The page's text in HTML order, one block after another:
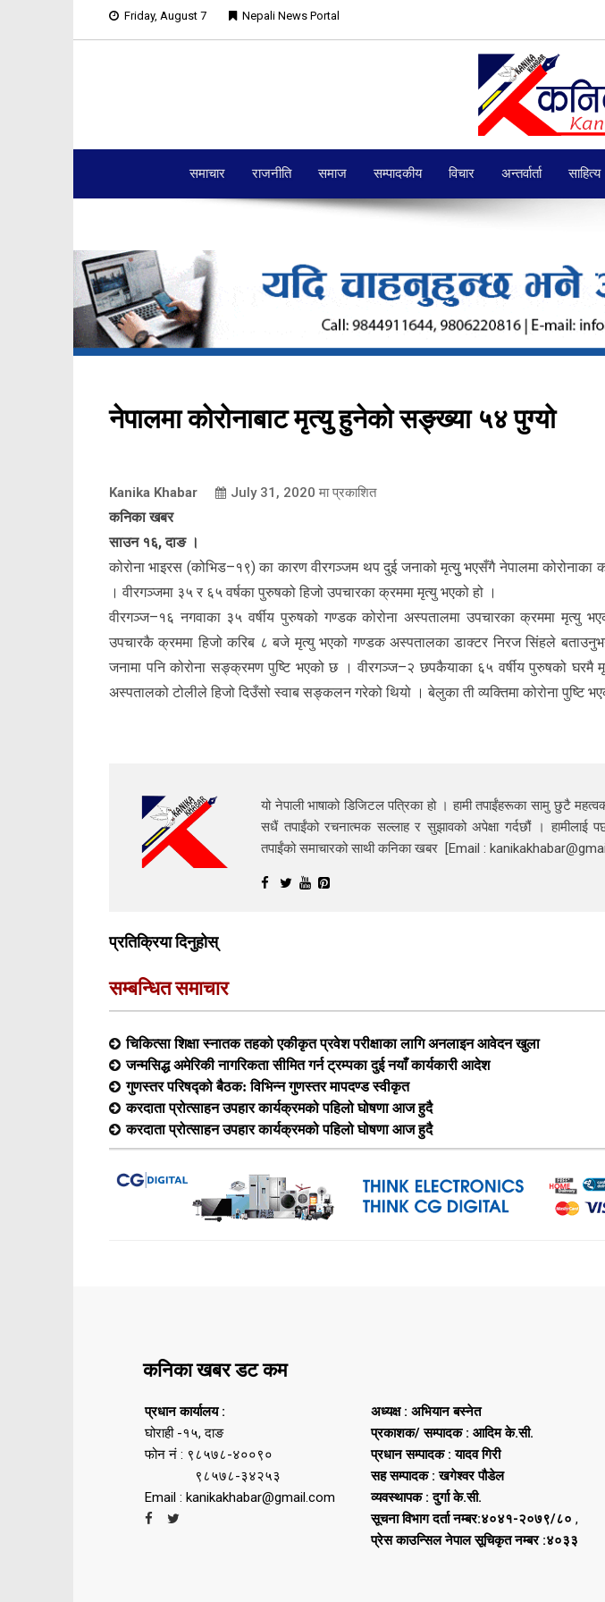
Friday, August 7 Nepali News Portal
समाचार राजनीति समाज सम्पादकीय विचार अन्तर्वार्ता साहित्य
नेपालमा कोरोनाबाट मृत्यु हुनेको सङ्ख्या ५४ पुग्यो
Kanika Khabar July 31, 2020 मा प्रकाशित
कनिका खबर
साउन १६, दाङ ।
कोरोना भाइरस (कोभिड–१९) का कारण वीरगञ्जम थप दुई जनाको मृत्युु भएसँगै नेपालमा
। वीरगञ्जमा ३५ र ६५ वर्षका पुरुषको हिजो उपचारका क्रममा मृत्यु भएको हो ।
वीरगञ्ज–१६ नगवाका ३५ वर्षीय पुरुषको गण्डक कोरोना अस्पतालमा उपचारका क्रममा मृत्यु
उपचारकै क्रममा हिजो करिब ८ बजे मृत्यु भएको गण्डक अस्पतालका डाक्टर निरज सिंहले
जनामा पनि कोरोना सङ्क्रमण पुष्टि भएको छ । वीरगञ्ज–२ छपकैयाका ६५ वर्षीय पुरुषको घरमै
अस्पतालको टोलीले हिजो दिउँसो स्वाब सङ्कलन गरेको थियो । बेलुका ती व्यक्तिमा कोरोना पुष्टि
यो नेपाली भाषाको डिजिटल पत्रिका हो । हामी तपाईंहरूका सामु छुटै
सधैं तपाईंको रचनात्मक सल्लाह र सुझावको अपेक्षा गर्दछौं । हामीलाई
तपाईंको समाचारको साथी कनिका खबर [Email :
प्रतिक्रिया दिनुहोस्
सम्बन्धित समाचार
चिकित्सा शिक्षा स्नातक तहको एकीकृत प्रवेश परीक्षाका लागि अनलाइन आवेदन खुला
जन्मसिद्ध अमेरिकी नागरिकता सीमित गर्न ट्रम्पका दुई नयाँ कार्यकारी आदेश
गुणस्तर परिषद्को बैठक: विभिन्न गुणस्तर मापदण्ड स्वीकृत
करदाता प्रोत्साहन उपहार कार्यक्रमको पहिलो घोषणा आज हुदै
करदाता प्रोत्साहन उपहार कार्यक्रमको पहिलो घोषणा आज हुदै
कनिका खबर डट कम
प्रधान कार्यालय :
घोराही -१५, दाङ
फोन नं : ९८५७८-४००९०
९८५७८-३४२५३
Email : kanikakhabar@gmail.com
अध्यक्ष : अभियान बस्नेत
प्रकाशक/ सम्पादक : आदिम के.सी.
प्रधान सम्पादक : यादव गिरी
सह सम्पादक : खगेश्वर पौडेल
व्यवस्थापक : दुर्गा के.सी.
सूचना विभाग दर्ता नम्बर:४०४१-२०७९/८० ,
प्रेस काउन्सिल नेपाल सूचिकृत नम्बर :४०३३